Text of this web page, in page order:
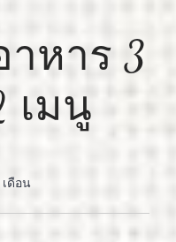
หาร 3
เมนู
ดือน